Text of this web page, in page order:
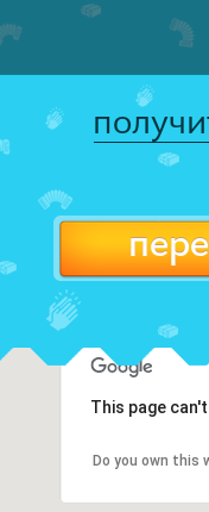
This page
Do you own this